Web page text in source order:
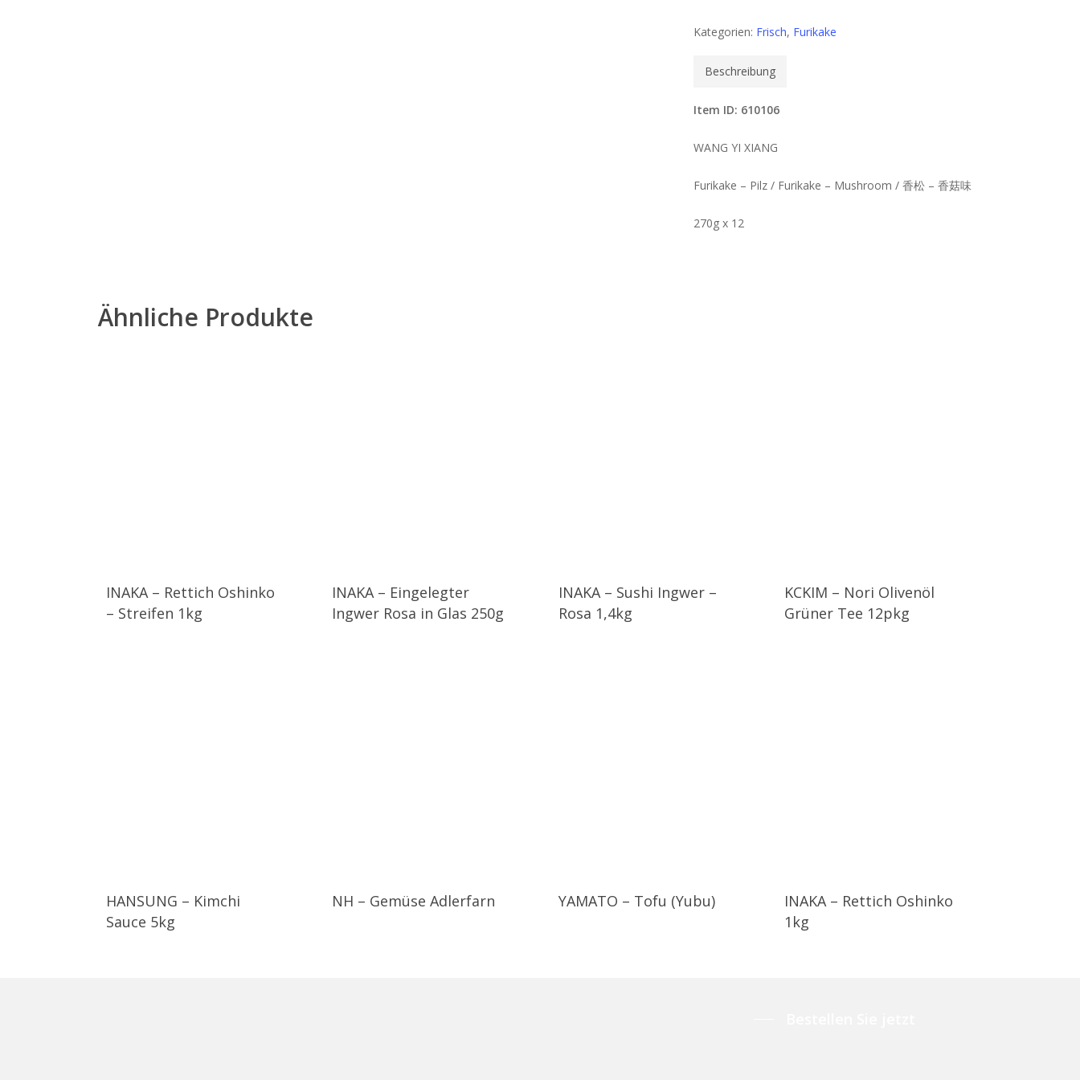
Kategorien: Frisch, Furikake
Beschreibung
Item ID: 610106
WANG YI XIANG
Furikake – Pilz / Furikake – Mushroom / 香松 – 香菇味
270g x 12
Ähnliche Produkte
INAKA – Rettich Oshinko
– Streifen 1kg
INAKA – Eingelegter
Ingwer Rosa in Glas 250g
INAKA – Sushi Ingwer –
Rosa 1,4kg
KCKIM – Nori Olivenöl
Grüner Tee 12pkg
HANSUNG – Kimchi
Sauce 5kg
NH – Gemüse Adlerfarn YAMATO – Tofu (Yubu)
INAKA – Rettich Oshinko
1kg